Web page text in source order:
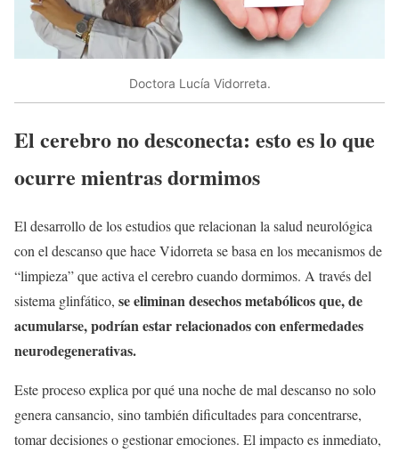
Doctora Lucía Vidorreta.
El cerebro no desconecta: esto es lo que
ocurre mientras dormimos
El desarrollo de los estudios que relacionan la salud neurológica
con el descanso que hace Vidorreta se basa en los mecanismos de
“limpieza” que activa el cerebro cuando dormimos. A través del
sistema glinfático, se eliminan desechos metabólicos que, de
acumularse, podrían estar relacionados con enfermedades
neurodegenerativas.
Este proceso explica por qué una noche de mal descanso no solo
genera cansancio, sino también dificultades para concentrarse,
tomar decisiones o gestionar emociones. El impacto es inmediato,